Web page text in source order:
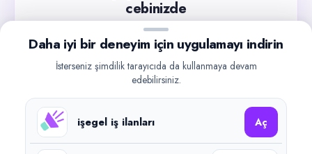
cebinizde
Güncel iş ilanlarını takip edin, işverenlerle hızlıca
iletişime geçin.
Google Play
Daha iyi bir deneyim için uygulamayı indirin
İsterseniz şimdilik tarayıcıda da kullanmaya devam
edebilirsiniz.
işegel iş ilanları Aç